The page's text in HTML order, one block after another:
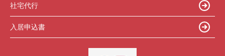
社宅代行
入居申込書